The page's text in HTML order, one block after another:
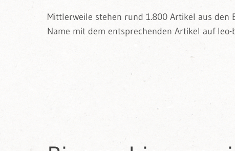
Mittlerweile stehen rund 1.800 Artikel aus den
Name mit dem entsprechenden Artikel auf leo-